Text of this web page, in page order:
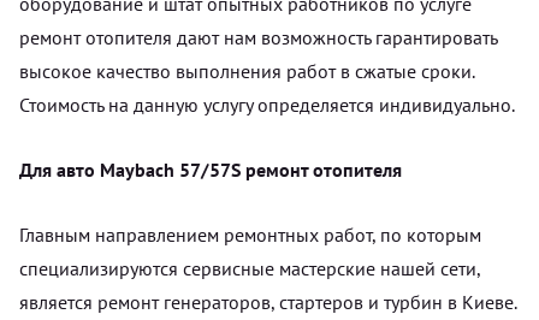
ремонт отопителя дают нам возможность гарантировать
высокое качество выполнения работ в сжатые сроки.
Стоимость на данную услугу определяется индивидуально.
Для авто Maybach 57/57S ремонт отопителя
Главным направлением ремонтных работ, по которым
специализируются сервисные мастерские нашей сети,
является ремонт генераторов, стартеров и турбин в Киеве.